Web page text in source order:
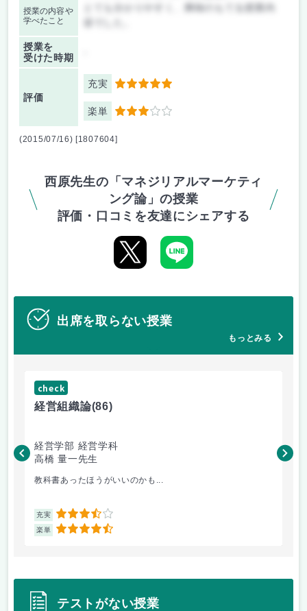
授業の内容や
学べたこと
授業を
受けた時期
評価
充実 5
楽単 3
(2015/07/16) [1807604]
西原先生の「マネジリアルマーケティ
ング論」の授業
評価・口コミを友達にシェアする
出席を取らない授業
もっとみる
check
経営組織論(86)
経営学部 経営学科
高橋 量一先生
教科書あったほうがいいのかも...
充実 3.5
楽単 4.5
白
テストがない授業